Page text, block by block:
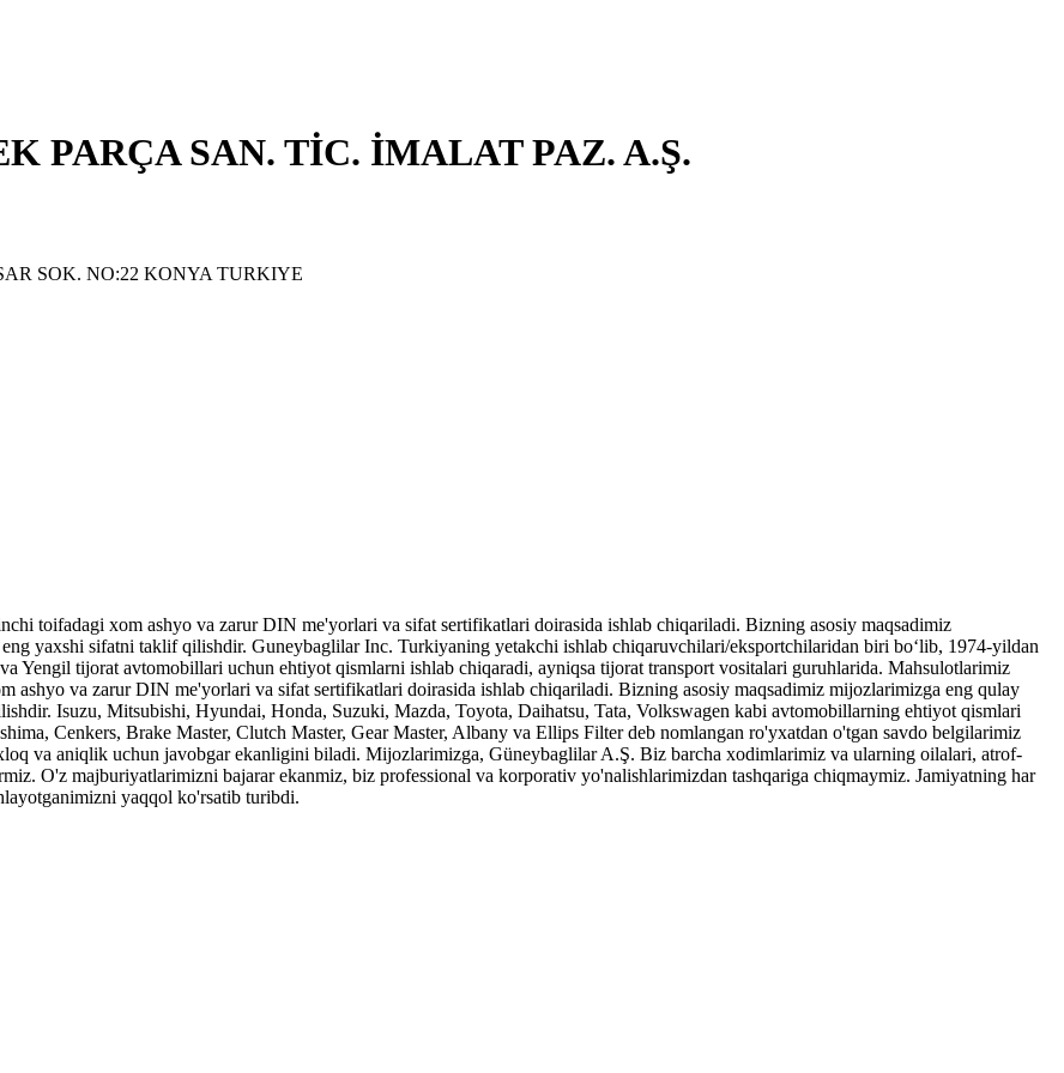
PARÇA SAN. TİC. İMALAT PAZ. A.Ş.
SOK. NO:22 KONYA TURKIYE
toifadagi xom ashyo va zarur DIN me'yorlari va sifat sertifikatlari doirasida ishlab chiqariladi. Bizning asosiy maqsadimiz
yaxshi sifatni taklif qilishdir. Guneybaglilar Inc. Turkiyaning yetakchi ishlab chiqaruvchilari/eksportchilaridan biri boʻlib, 1974-yildan
Yengil tijorat avtomobillari uchun ehtiyot qismlarni ishlab chiqaradi, ayniqsa tijorat transport vositalari guruhlarida. Mahsulotlarimiz
va zarur DIN me'yorlari va sifat sertifikatlari doirasida ishlab chiqariladi. Bizning asosiy maqsadimiz mijozlarimizga eng qulay
Isuzu, Mitsubishi, Hyundai, Honda, Suzuki, Mazda, Toyota, Daihatsu, Tata, Volkswagen kabi avtomobillarning ehtiyot qismlari
Cenkers, Brake Master, Clutch Master, Gear Master, Albany va Ellips Filter deb nomlangan ro'yxatdan o'tgan savdo belgilarimiz
va aniqlik uchun javobgar ekanligini biladi. Mijozlarimizga, Güneybaglilar A.Ş. Biz barcha xodimlarimiz va ularning oilalari, atrof-
O'z majburiyatlarimizni bajarar ekanmiz, biz professional va korporativ yo'nalishlarimizdan tashqariga chiqmaymiz. Jamiyatning har
yaqqol ko'rsatib turibdi.